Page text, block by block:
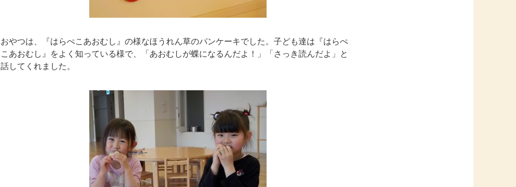
おやつは、『はらぺこあおむし』の様なほうれん草のパンケーキでした。子ども達は『はらぺ
こあおむし』をよく知っている様で、「あおむしが蝶になるんだよ！」「さっき読んだよ」と
話してくれました。